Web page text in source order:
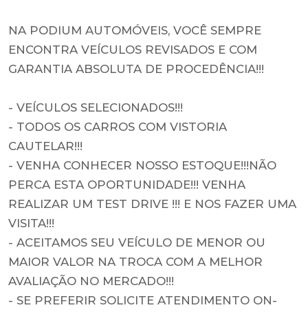
NA PODIUM AUTOMÓVEIS, VOCÊ SEMPRE
ENCONTRA VEÍCULOS REVISADOS E COM
GARANTIA ABSOLUTA DE PROCEDÊNCIA!!!
- VEÍCULOS SELECIONADOS!!!
- TODOS OS CARROS COM VISTORIA
CAUTELAR!!!
- VENHA CONHECER NOSSO ESTOQUE!!!NÃO
PERCA ESTA OPORTUNIDADE!!! VENHA
REALIZAR UM TEST DRIVE !!! E NOS FAZER UMA
VISITA!!!
- ACEITAMOS SEU VEÍCULO DE MENOR OU
MAIOR VALOR NA TROCA COM A MELHOR
AVALIAÇÃO NO MERCADO!!!
- SE PREFERIR SOLICITE ATENDIMENTO ON-